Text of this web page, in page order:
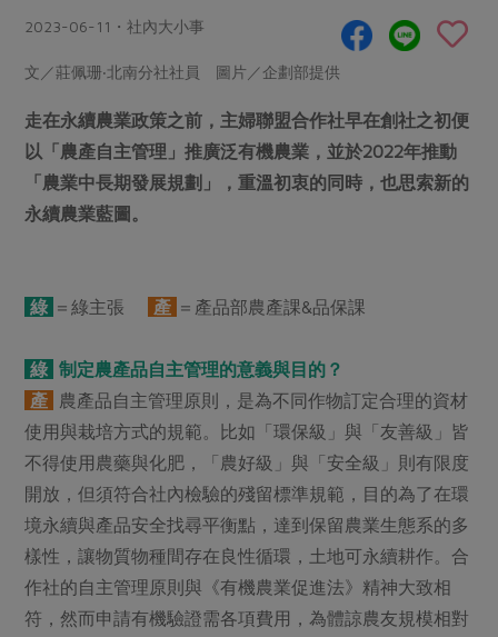
畜產肉類
水畜加工品
調理食材・點心
調味醬料/南北貨 烘焙
休閒零嘴
居家好物
美妝保養 個人清潔
家庭清潔 織品
日用品 圖書禮品
防災用品
最新產品
優惠專區
料理方式
烘焙．點心
醬料
湯品．鍋物
漬物
飲品
主題食譜
異國料理
年菜食譜
養身食補
節慶大餐
高麗菜海鮮煎餅
合作25-精選產品第四彈
合作25-精選產品第三彈
更多當季產品
2024農業發展計畫年度報告
更多議題活動
廚房瑜伽
減硝酸鹽 惜食
非基改運動 支持本土農糧
廢核運動
公益金
生活者e週報
典藏閱覽室
產品檢驗
自主把關
檢驗報告
硝酸鹽檢驗
合作社法規
社務專區
選舉專區
媒體報導
下載專區
2023-06-11・社內大小事
文／莊佩珊‧北南分社社員 圖片／企劃部提供
走在永續農業政策之前，主婦聯盟合作社早在創社之初便
以「農產自主管理」推廣泛有機農業，並於2022年推動
「農業中長期發展規劃」，重溫初衷的同時，也思索新的
永續農業藍圖。
綠 ＝綠主張 產 ＝產品部農產課&品保課
綠 制定農產品自主管理的意義與目的？
產
農產品自主管理原則，是為不同作物訂定合理的資材
使用與栽培方式的規範。比如「環保級」與「友善級」皆
不得使用農藥與化肥，「農好級」與「安全級」則有限度
開放，但須符合社內檢驗的殘留標準規範，目的為了在環
境永續與產品安全找尋平衡點，達到保留農業生態系的多
樣性，讓物質物種間存在良性循環，土地可永續耕作。合
作社的自主管理原則與《有機農業促進法》精神大致相
符，然而申請有機驗證需各項費用，為體諒農友規模相對